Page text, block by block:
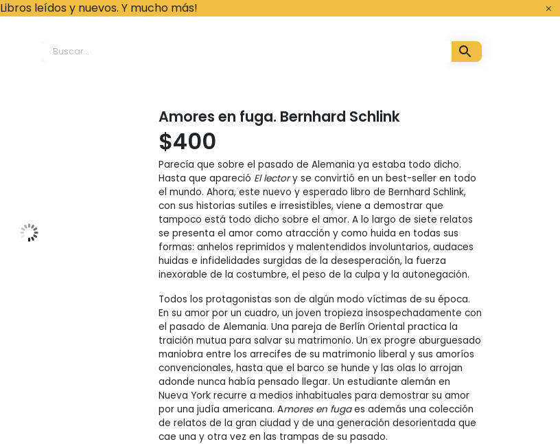
Libros leídos y nuevos. Y mucho más!
Amores en fuga. Bernhard Schlink
$400
Parecía que sobre el pasado de Alemania ya estaba todo dicho.
Hasta que apareció El lectory se convirtió en un best-seller en todo
el mundo. Ahora, este nuevo y esperado libro de Bernhard Schlink,
con sus historias sutiles e irresistibles, viene a demostrar que
tampoco está todo dicho sobre el amor. A lo largo de siete relatos
se presenta el amor como atracción y como huida en todas sus
formas: anhelos reprimidos y malentendidos involuntarios, audaces
huidas e infidelidades surgidas de la desesperación, la fuerza
inexorable de la costumbre, el peso de la culpa y la autonegación.
Todos los protagonistas son de algún modo víctimas de su época.
En su amor por un cuadro, un joven tropieza insospechadamente con
el pasado de Alemania. Una pareja de Berlín Oriental practica la
traición mutua para salvar su matrimonio. Un ex progre aburguesado
maniobra entre los arrecifes de su matrimonio liberal y sus amoríos
convencionales, hasta que el barco se hunde y las olas lo arrojan
adonde nunca había pensado llegar. Un estudiante alemán en
Nueva York recurre a medios inhabituales para demostrar su amor
por una judía americana. Amores en fugaes además una colección
de relatos de la gran ciudad y de una generación desorientada que
cae una y otra vez en las trampas de su pasado.